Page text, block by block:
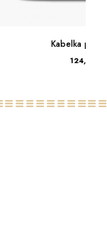
pravá kůže